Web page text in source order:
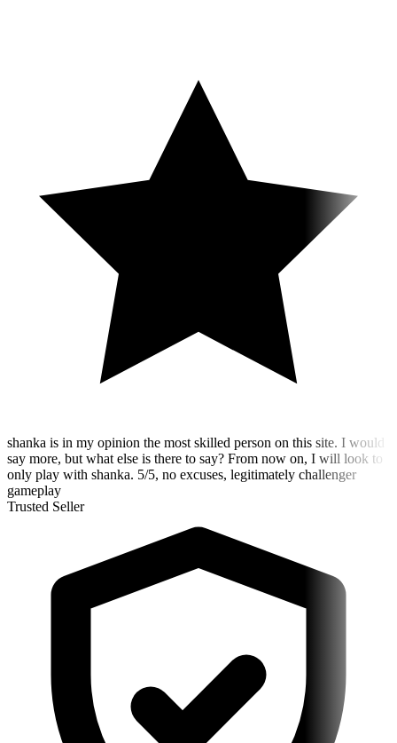
shanka is in my opinion the most skilled person on this site. I would
say more, but what else is there to say? From now on, I will look to
only play with shanka. 5/5, no excuses, legitimately challenger
gameplay
Trusted Seller